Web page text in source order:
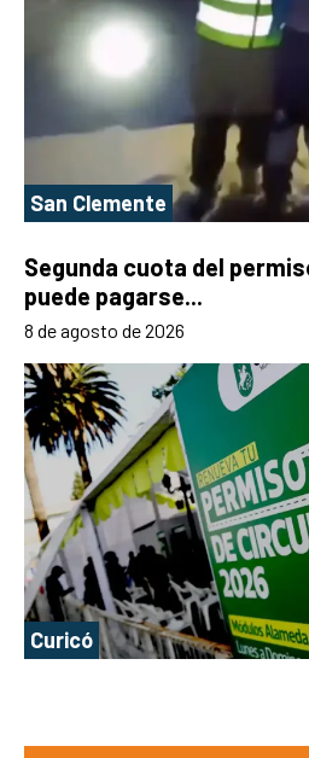
San Clemente
Segunda cuota del
puede pagarse...
8 de agosto de 2026
Curicó